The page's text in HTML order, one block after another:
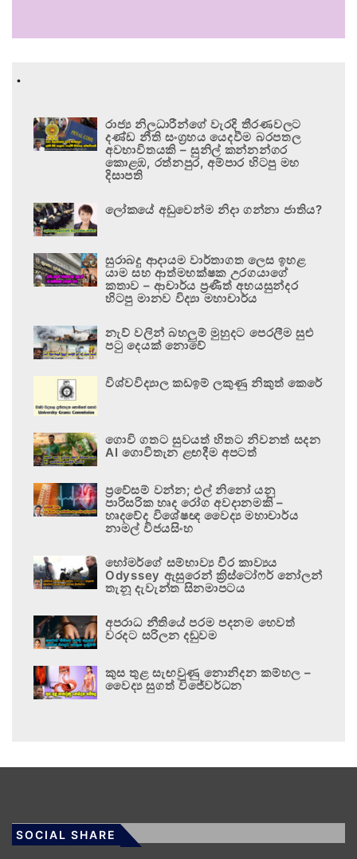
.
රාජ්‍ය නිලධාරීන්ගේ වැරදි තීරණවලට
දණ්ඩ නීති සංග්‍රහය යෙදවීම බරපතල
අවභාවිතයකි – සුනිල් කන්නන්ගර
කොළඹ, රත්නපුර, අම්පාර හිටපු මහ
දිසාපති
ලෝකයේ අඩුවෙන්ම නිදා ගන්නා ජාතිය?
සුරාබදු ආදායම වාර්තාගත ලෙස ඉහළ
යාම සහ ආත්මභක්ෂක උරගයාගේ
කතාව – ආචාර්ය ප්‍රණීත් අභයසුන්දර
හිටපු මානව විද්‍යා මහාචාර්ය
නැව් වලින් බහලුම් මුහුදට පෙරලීම සුළු
පටු දෙයක් නොවේ
විශ්වවිද්‍යාල කඩඉම් ලකුණු නිකුත් කෙරේ
ගොවි ගතට සුවයත් හිතට නිවනත් සදන
AI ගොවිතැන ළඟදීම අපටත්
ප්‍රවේසම් වන්න; එල් නිනෝ යනු
පාරිසරික හෘද රෝග අවදානමකි –
හෘදවේද විශේෂඥ වෛද්‍ය මහාචාර්ය
නාමල් විජයසිංහ
හෝමර්ගේ සම්භාව්‍ය වීර කාව්‍යය
Odyssey ඇසුරෙන් ක්‍රිස්ටෝෆර් නෝලන්
තැනූ දැවැන්ත සිනමාපටය
අපරාධ නීතියේ පරම පදනම හෙවත්
වරදට සරිලන දඬුවම
කුස තුළ සැඟවුණු නොනිදන කම්හල –
වෛද්‍ය සුගත් විජේවර්ධන
SOCIAL SHARE